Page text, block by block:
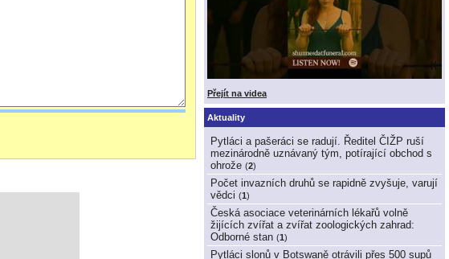
Přejít na videa
Aktuality
Pytláci a pašeráci se radují. Ředitel ČIŽP ruší
mezinárodně uznávaný tým, potírající obchod s
ohrože (2)
Počet invazních druhů se rapidně zvyšuje, varují
vědci (1)
Česká asociace veterinárních lékařů volně
žijících zvířat a zvířat zoologických zahrad:
Odborné stan (1)
Pytláci slonů v Botswaně otrávili přes 500 supů